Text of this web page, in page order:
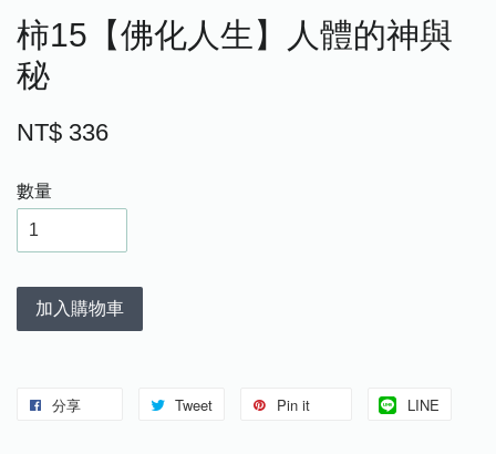
柿15【佛化人生】人體的神與
秘
NT$ 336
數量
加入購物車
分享 Tweet Pin it LINE